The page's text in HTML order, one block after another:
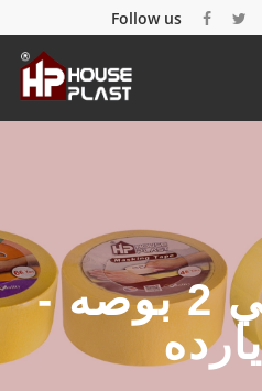
Follow us
تيب انشائي 2 بوصه -